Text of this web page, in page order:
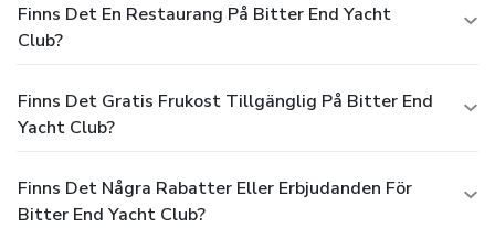
Finns Det En Restaurang På Bitter End Yacht
Club?
Finns Det Gratis Frukost Tillgänglig På Bitter End
Yacht Club?
Finns Det Några Rabatter Eller Erbjudanden För
Bitter End Yacht Club?